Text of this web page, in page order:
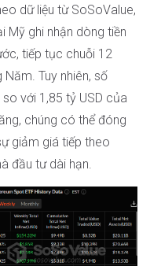
dữ liệu từ SoSoValue,
Mỹ ghi nhận dòng tiền
tiếp tục chuỗi 12
Tuy nhiên, số
với 1,85 tỷ USD của
chúng có thể đóng
giảm giá tiếp theo
đầu tư dài hạn.